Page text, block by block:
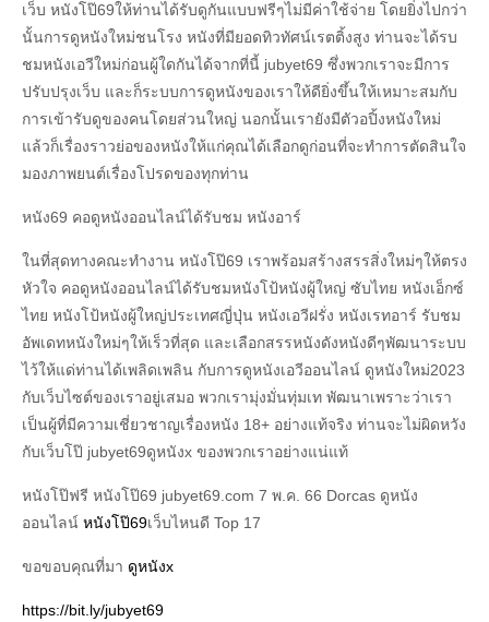
เว็บ หนังโป๊69ให้ท่านได้รับดูกันแบบฟรีๆไม่มีค่าใช้จ่าย โดยยิ่งไปกว่า
นั้นการดูหนังใหม่ชนโรง หนังที่มียอดทิวทัศน์เรตติ้งสูง ท่านจะได้รบ
ชมหนังเอวีใหม่ก่อนผู้ใดกันได้จากที่นี้ jubyet69 ซึ่งพวกเราจะมีการ
ปรับปรุงเว็บ และก็ระบบการดูหนังของเราให้ดียิ่งขึ้นให้เหมาะสมกับ
การเข้ารับดูของคนโดยส่วนใหญ่ นอกนั้นเรายังมีตัวอปิ้งหนังใหม่
แล้วก็เรื่องราวย่อของหนังให้แก่คุณได้เลือกดูก่อนที่จะทำการตัดสินใจ
มองภาพยนต์เรื่องโปรดของทุกท่าน
หนัง69 คอดูหนังออนไลน์ได้รับชม หนังอาร์
ในที่สุดทางคณะทำงาน หนังโป๊69 เราพร้อมสร้างสรรสิ่งใหม่ๆให้ตรง
หัวใจ คอดูหนังออนไลน์ได้รับชมหนังโป้หนังผู้ใหญ่ ซับไทย หนังเอ็กซ์
ไทย หนังโป้หนังผู้ใหญ่ประเทศญี่ปุ่น หนังเอวีฝรั่ง หนังเรทอาร์ รับชม
อัพเดทหนังใหม่ๆให้เร็วที่สุด และเลือกสรรหนังดังหนังดีๆพัฒนาระบบ
ไว้ให้แด่ท่านได้เพลิดเพลิน กับการดูหนังเอวีออนไลน์ ดูหนังใหม่2023
กับเว็บไซต์ของเราอยู่เสมอ พวกเรามุ่งมั่นทุ่มเท พัฒนาเพราะว่าเรา
เป็นผู้ที่มีความเชี่ยวชาญเรื่องหนัง 18+ อย่างแท้จริง ท่านจะไม่ผิดหวัง
กับเว็บโป๊ jubyet69ดูหนังx ของพวกเราอย่างแน่แท้
หนังโป๊ฟรี หนังโป๊69 jubyet69.com 7 พ.ค. 66 Dorcas ดูหนัง
ออนไลน์ หนังโป๊69เว็บไหนดี Top 17
ขอขอบคุณที่มา ดูหนังx
https://bit.ly/jubyet69